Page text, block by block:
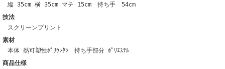
縦 35cm 横 35cm マチ 15cm 持ち手 54cm
技法
スクリーンプリント
素材
本体 熱可塑性ﾎﾟﾘｳﾚﾀﾝ 持ち手部分 ﾎﾟﾘｴｽﾃﾙ
商品仕様